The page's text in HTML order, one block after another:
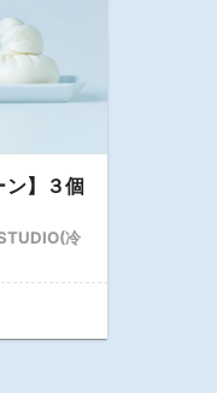
ン】３個
冷